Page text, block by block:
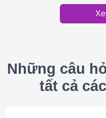
Những câu
tất cả